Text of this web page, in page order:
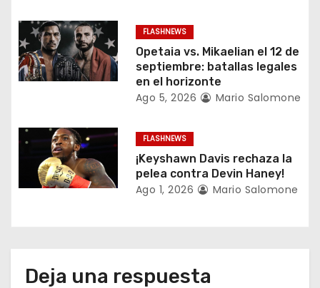
t
r
d
s
FLASHNEWS
Opetaia vs. Mikaelian el 12 de
septiembre: batallas legales
en el horizonte
Ago 5, 2026 Mario Salomone
FLASHNEWS
¡Keyshawn Davis rechaza la
pelea contra Devin Haney!
Ago 1, 2026 Mario Salomone
Deja una respuesta